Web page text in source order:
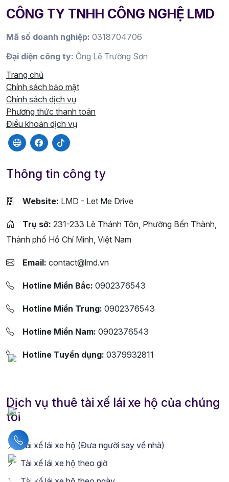
CÔNG TY TNHH CÔNG NGHỆ LMD
Mã số doanh nghiệp: 0318704706
Đại diện công ty: Ông Lê Trường Sơn
Trang chủ
Chính sách bảo mật
Chính sách dịch vụ
Phương thức thanh toán
Điều khoản dịch vụ
Thông tin công ty
Website: LMD - Let Me Drive
Trụ sở: 231-233 Lê Thánh Tôn, Phường Bến Thành,
Thành phố Hồ Chí Minh, Việt Nam
Email: contact@lmd.vn
Hotline Miền Bắc: 0902376543
Hotline Miền Trung: 0902376543
Hotline Miền Nam: 0902376543
Hotline Tuyển dụng: 0379932811
Dịch vụ thuê tài xế lái xe hộ của chúng
tôi
Tài xế lái xe hộ (Đưa người say về nhà)
Tài xế lái xe hộ theo giờ
Liên hệ hotline